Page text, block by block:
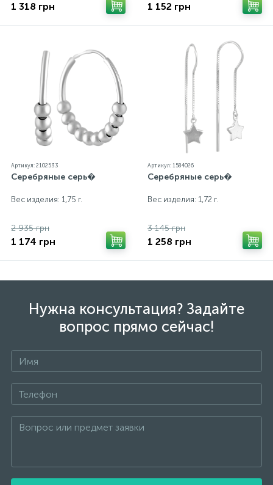
1 318 грн 1 152 грн
Артикул: 2102533
Серебряные серь�
Вес изделия: 1,75 г.
2 935 грн
1 174 грн
Артикул: 1584026
Серебряные серь�
Вес изделия: 1,72 г.
3 145 грн
1 258 грн
Нужна консультация? Задайте
вопрос прямо сейчас!